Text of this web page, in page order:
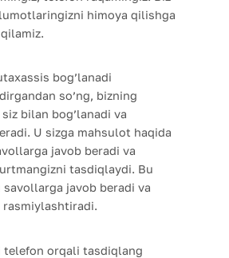
himoya qilishga
bog’lanadi
so’ng, bizning
bilan bog’lanadi va
U sizga mahsulot haqida
javob beradi va
tasdiqlaydi. Bu
savollarga javob beradi va
telefon orqali tasdiqlang